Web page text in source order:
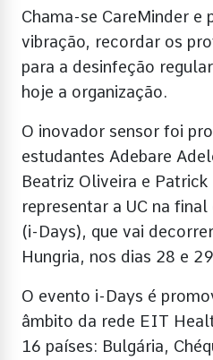
Chama-se CareMinder e
vibração, recordar os
para a desinfeção
hoje a organização.
O inovador sensor foi
estudantes Adebare
Beatriz Oliveira e Patrick
representar a UC na
(i-Days), que vai
Hungria, nos dias 28 e
O evento i-Days é
âmbito da rede EIT
16 países: Bulgária,